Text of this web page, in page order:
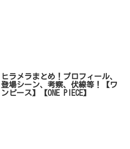
ヒラメラまとめ！プロフィール、
登場シーン、考察、伏線等！【ワ
ンピース】【ONE PIECE】